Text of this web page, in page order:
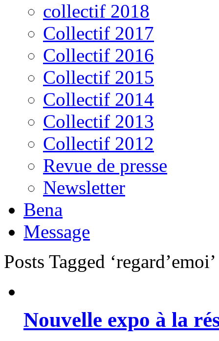
collectif 2018
Collectif 2017
Collectif 2016
Collectif 2015
Collectif 2014
Collectif 2013
Collectif 2012
Revue de presse
Newsletter
Bena
Message
Posts Tagged ‘regard’emoi’
Nouvelle expo à la